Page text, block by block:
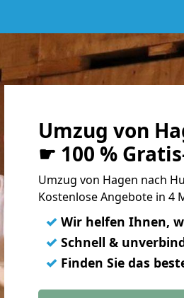
Umzug von
☛ 100 %
Umzug von Hagen nach
Kostenlose Angebote in 4
✓ Wir helfen Ihnen,
✓ Schnell &
✓ Finden Sie das